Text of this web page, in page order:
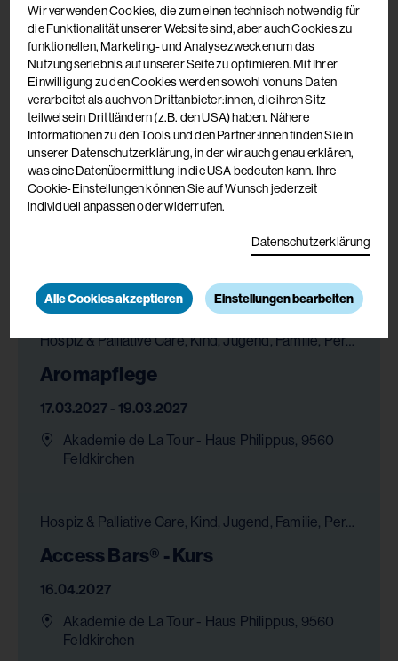
19.11.2026
Akademie de La Tour - Haus Philippus, 9560
Feldkirchen
Hospiz & Palliative Care, Psychologie, Gesundheit & Pflege
Therapeutische Schätze in der
Arbeit mit Klient:innen
Akademie de La Tour - Haus Philippus, 9560
Hospiz & Palliative Care, Kind, Jugend, Familie, Persönlichkeitsentwicklung, Bildung, Gesundheit & Pflege, Chancengleichheit
Aromapflege
17.03.2027 - 19.03.2027
Akademie de La Tour - Haus Philippus, 9560
Feldkirchen
Hospiz & Palliative Care, Kind, Jugend, Familie, Persönlichkeitsentwicklung, Bildung, Gesundheit & Pflege, Chancengleichheit
Access Bars® - Kurs
16.04.2027
Akademie de La Tour - Haus Philippus, 9560
Feldkirchen
Wir verwenden Cookies, die zum einen technisch notwendig für
die Funktionalität unserer Website sind, aber auch Cookies zu
funktionellen, Marketing- und Analysezwecken um das
Nutzungserlebnis auf unserer Seite zu optimieren. Mit Ihrer
Einwilligung zu den Cookies werden sowohl von uns Daten
verarbeitet als auch von Drittanbieter:innen, die ihren Sitz
teilweise in Drittländern (z.B. den USA) haben. Nähere
Informationen zu den Tools und den Partner:innen finden Sie in
unserer Datenschutzerklärung, in der wir auch genau erklären,
was eine Datenübermittlung in die USA bedeuten kann. Ihre
Cookie-Einstellungen können Sie auf Wunsch jederzeit
individuell anpassen oder widerrufen.
Datenschutzerklärung
Alle Cookies akzeptieren Einstellungen bearbeiten